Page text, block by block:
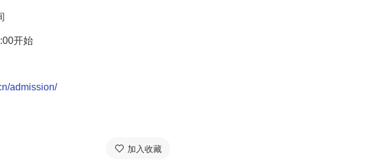
开始
admission/
加入收藏